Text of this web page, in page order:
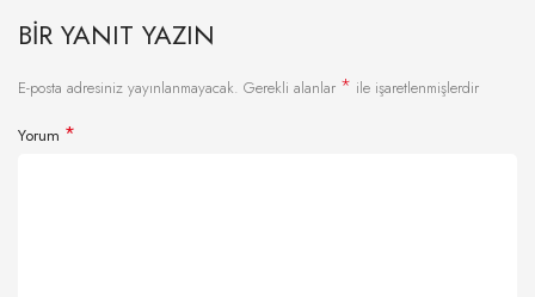
BIR YANIT YAZIN
E-posta adresiniz yayınlanmayacak. Gerekli alanlar * ile işaretlenmişlerdir
Yorum *